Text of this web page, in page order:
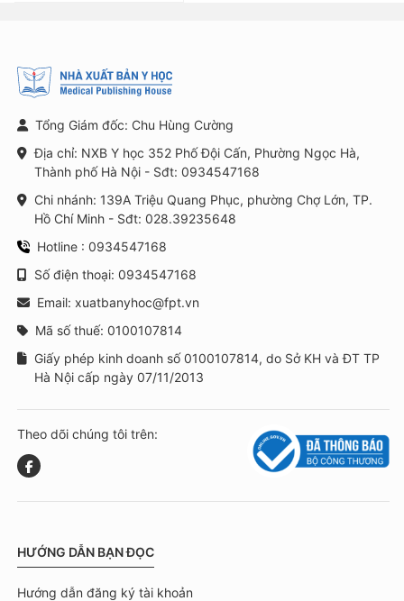
Tổng Giám đốc: Chu Hùng Cường
Địa chỉ: NXB Y học 352 Phố Đội Cấn, Phường Ngọc Hà,
Thành phố Hà Nội - Sđt: 0934547168
Chi nhánh: 139A Triệu Quang Phục, phường Chợ Lớn, TP.
Hồ Chí Minh - Sđt: 028.39235648
Hotline : 0934547168
Số điện thoại: 0934547168
Email: xuatbanyhoc@fpt.vn
Mã số thuế: 0100107814
Giấy phép kinh doanh số 0100107814, do Sở KH và ĐT TP
Hà Nội cấp ngày 07/11/2013
Theo dõi chúng tôi trên:
HƯỚNG DẪN BẠN ĐỌC
Hướng dẫn đăng ký tài khoản